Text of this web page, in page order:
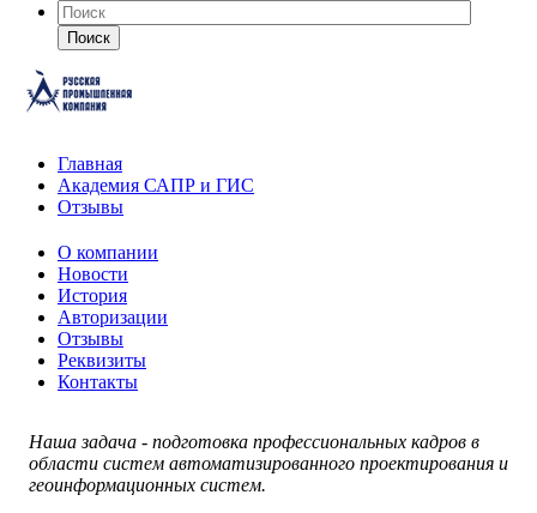
Поиск
Главная
Академия САПР и ГИС
Отзывы
О компании
Новости
История
Авторизации
Отзывы
Реквизиты
Контакты
Наша задача - подготовка профессиональных кадров в
области систем автоматизированного проектирования и
геоинформационных систем.